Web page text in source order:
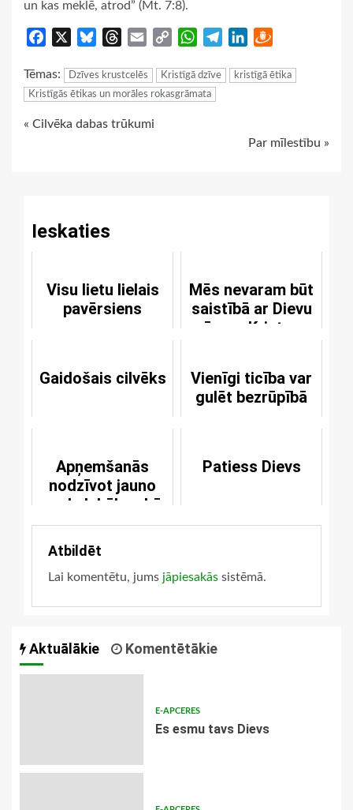
un kas meklē, atrod” (Mt. 7:8).
Facebook BlueskyThreads
Email
Copy
WhatsApp
TelegramLinkedIn
Tēmas: Dzīves krustcelēs Kristīgā dzīve
kristīgā ētika
Kristīgās ētikas un morāles rokasgrāmata
Continue
« Cilvēka dabas trūkumi
Par mīlestību »
Ieskaties
Visu lietu lielais
pavērsiens
Mēs nevaram būt
saistībā ar Dievu
ārpus Kristus
Gaidošais cilvēks
Vienīgi ticība var
gulēt bezrūpībā
Apņemšanās
nodzīvot jauno
gadu labāk nekā
veco
Patiess Dievs
Atbildēt
Lai komentētu, jums jāpiesakās sistēmā.
Aktuālākie Komentētākie
E-APCERES
Es esmu tavs Dievs